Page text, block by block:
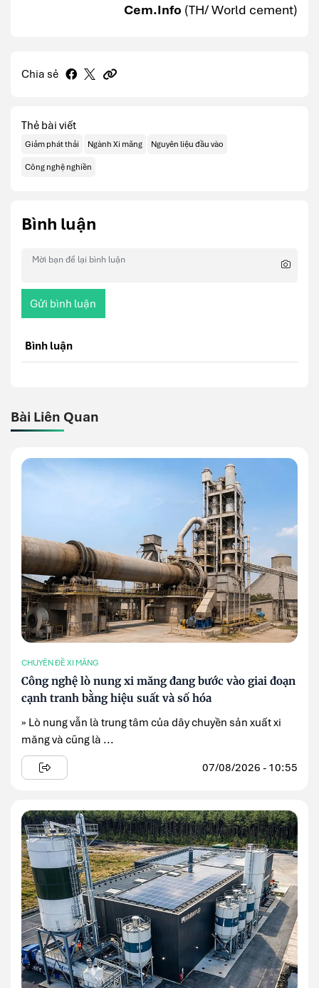
Cem.Info (TH/ World cement)
Chia sẻ
Thẻ bài viết
Giảm phát thải Ngành Xi măng Nguyên liệu đầu vào
Công nghệ nghiền
Bình luận
Gửi bình luận
Bình luận
Bài Liên Quan
CHUYÊN ĐỀ XI MĂNG
Công nghệ lò nung xi măng đang bước vào giai đoạn
cạnh tranh bằng hiệu suất và số hóa
» Lò nung vẫn là trung tâm của dây chuyền sản xuất xi
măng và cũng là ...
07/08/2026 - 10:55